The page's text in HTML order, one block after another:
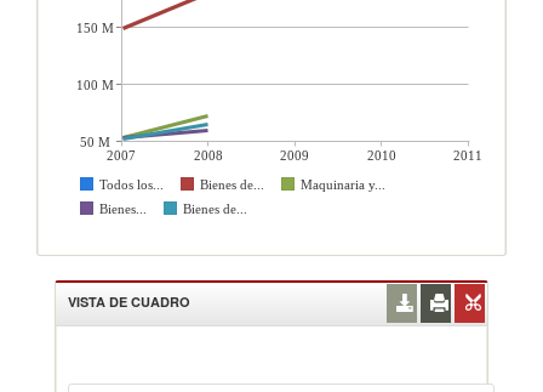
2007 2008 2009 2010
2011
Todos los...
Bienes de...
Maquinaria y...
Bienes...
Bienes de...
150 M
100 M
50 M
VISTA DE CUADRO